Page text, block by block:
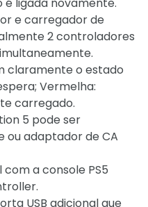
e carregador de
2 controladores
claramente o estado
Vermelha:
carregado.
5 pode ser
ou adaptador de CA
a console PS5
USB adicional que